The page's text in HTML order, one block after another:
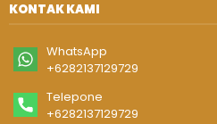
KONTAK KAMI
WhatsApp
+6282137129729
Telepone
+6282137129729